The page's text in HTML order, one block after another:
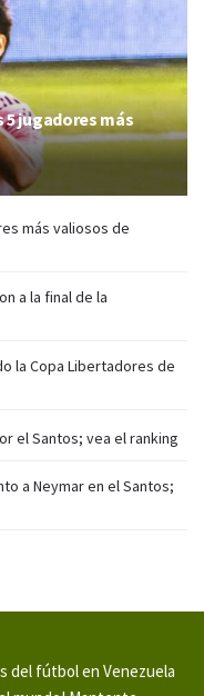
5 jugadores más
más valiosos de
a la final de la
la Copa Libertadores de
el Santos; vea el ranking
a Neymar en el Santos;
del fútbol en Venezuela